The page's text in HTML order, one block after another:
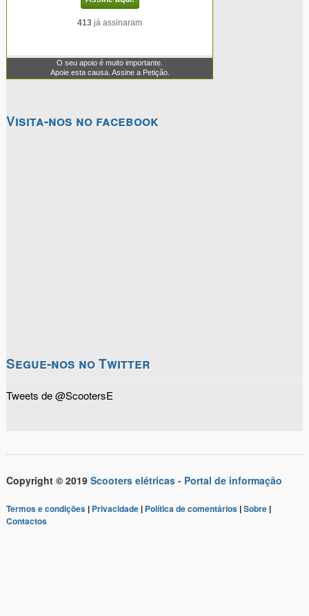
Visita-nos no facebook
Segue-nos no Twitter
Tweets de @ScootersE
Copyright © 2019 Scooters elétricas - Portal de informação
Termos e condições| Privacidade| Política de comentários|Sobre|
Contactos